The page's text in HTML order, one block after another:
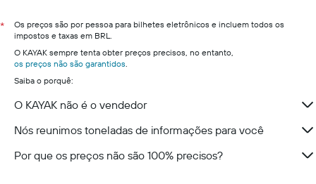
*
Os preços são por pessoa para bilhetes eletrônicos e incluem todos os
impostos e taxas em BRL.
O KAYAK sempre tenta obter preços precisos, no entanto,
os preços não são garantidos.
Saiba o porquê:
O KAYAK não é o vendedor
Nós reunimos toneladas de informações para você
Por que os preços não são 100% precisos?